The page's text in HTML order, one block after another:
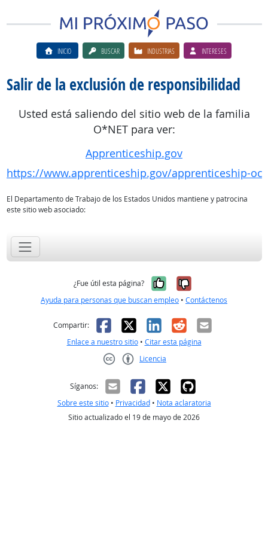
INICIO BUSCAR INDUSTRIAS INTERESES
Salir de la exclusión de responsibilidad
Usted está saliendo del sitio web de la familia
O*NET para ver:
Apprenticeship.gov
https://www.apprenticeship.gov/apprenticeship-
El Departamento de Trabajo de los Estados Unidos mantiene y patrocina
este sitio web asociado:
¿Fue útil esta página? Sí, fue útil
No, no fue
Ayuda para personas que buscan empleo • Contáctenos
Compartir: Facebook
X LinkedIn
RedditCorreo
Enlace a nuestro sitio• Citar esta página
Licencia
Síganos:
Sobre este sitio• Privacidad• Nota aclaratoria
Sitio actualizado el 19 de mayo de 2026